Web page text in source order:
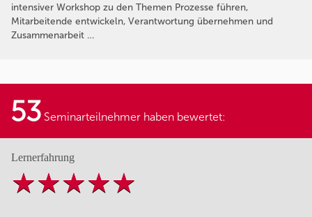
intensiver Workshop zu den Themen Prozesse führen,
Mitarbeitende entwickeln, Verantwortung übernehmen und
Zusammenarbeit …
53 Seminarteilnehmer haben bewertet:
Lernerfahrung